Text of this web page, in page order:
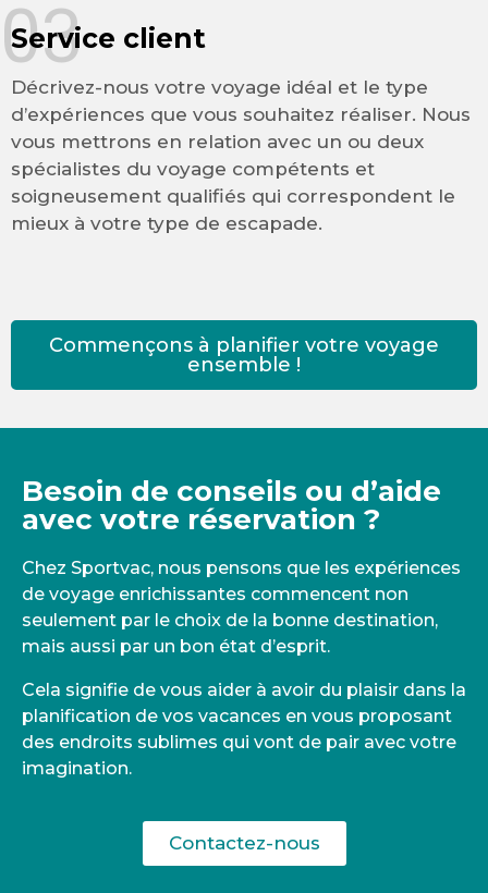
Service client
Décrivez-nous votre voyage idéal et le type
d’expériences que vous souhaitez réaliser. Nous
vous mettrons en relation avec un ou deux
spécialistes du voyage compétents et
soigneusement qualifiés qui correspondent le
mieux à votre type de escapade.
03
Commençons à planifier votre voyage
ensemble !
Besoin de conseils ou d’aide
avec votre réservation ?
Chez Sportvac, nous pensons que les expériences
de voyage enrichissantes commencent non
seulement par le choix de la bonne destination,
mais aussi par un bon état d’esprit.
Cela signifie de vous aider à avoir du plaisir dans la
planification de vos vacances en vous proposant
des endroits sublimes qui vont de pair avec votre
imagination.
Contactez-nous